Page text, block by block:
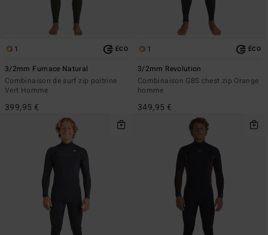
1 ÉCO
3/2mm Furnace Natural
Combinaison de surf zip poitrine
Vert Homme
399,95 €
1 ÉCO
3/2mm Revolution
Combinaison GBS chest zip Orange
homme
349,95 €